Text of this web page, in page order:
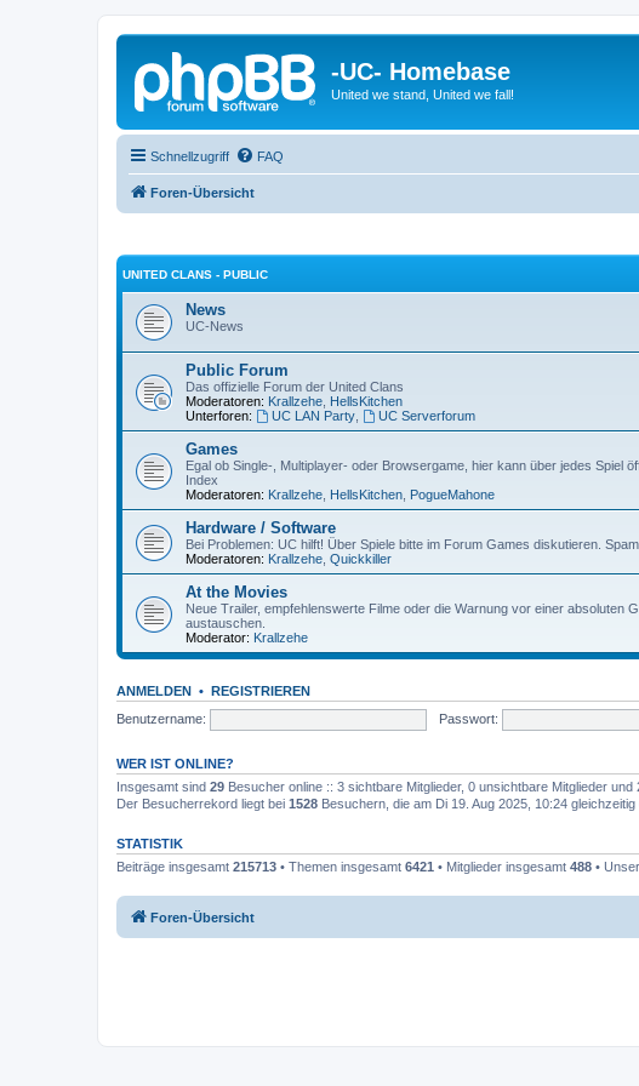
-UC- Homebase
United we stand, United we fall!
Schnellzugriff FAQ
Foren-Übersicht
UNITED CLANS - PUBLIC
News
UC-News
Public Forum
Das offizielle Forum der United Clans
Moderatoren: Krallzehe HellsKitchen
Unterforen:
UC LAN Party, UC Serverforum
Games
Egal ob Single-, Multiplayer- oder Browsergame, hier kann über jedes Spiel
Index
Moderatoren: Krallzehe HellsKitchen PogueMahone
Hardware / Software
Bei Problemen: UC hilft! Über Spiele bitte im Forum Games diskutieren.
Moderatoren: Krallzehe Quickkiller
At the Movies
Neue Trailer, empfehlenswerte Filme oder die Warnung vor einer absoluten
austauschen.
Moderator: Krallzehe
ANMELDEN • REGISTRIEREN
Benutzername:
Passwort:
WER IST ONLINE?
Insgesamt sind 29 Besucher online :: 3 sichtbare Mitglieder, 0 unsichtbare Mitglieder
Der Besucherrekord liegt bei 1528 Besuchern, die am Di 19. Aug 2025, 10:24 gleichzeitig
STATISTIK
Beiträge insgesamt 215713 • Themen insgesamt 6421 • Mitglieder insgesamt 488 •
Foren-Übersicht